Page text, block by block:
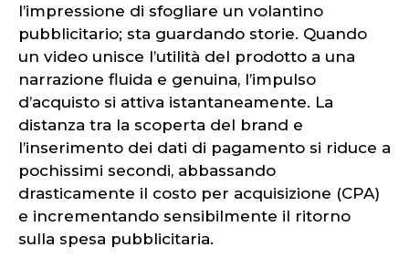
l’impressione di sfogliare un volantino
pubblicitario; sta guardando storie. Quando
un video unisce l’utilità del prodotto a una
narrazione fluida e genuina, l’impulso
d’acquisto si attiva istantaneamente. La
distanza tra la scoperta del brand e
l’inserimento dei dati di pagamento si riduce a
pochissimi secondi, abbassando
drasticamente il costo per acquisizione (CPA)
e incrementando sensibilmente il ritorno
sulla spesa pubblicitaria.